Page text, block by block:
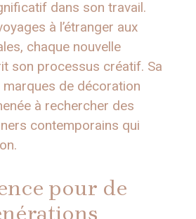
dans son travail.
à l’étranger aux
chaque nouvelle
son processus créatif. Sa
de décoration
à rechercher des
contemporains qui
pour de